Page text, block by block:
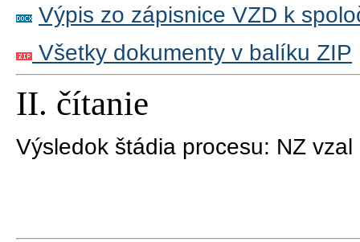
Výpis zo zápisnice VZD k
Všetky dokumenty v balíku ZIP
II. čítanie
Výsledok štádia procesu: NZ